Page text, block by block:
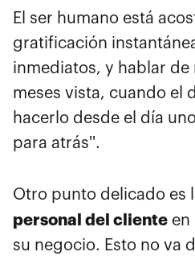
El ser humano está
gratificación
inmediatos, y hablar de
meses vista, cuando el
hacerlo desde el día
para atrás''.
Otro punto delicado es
personal del cliente en
su negocio. Esto no va